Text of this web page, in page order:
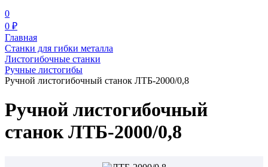
0
0 ₽
Главная
Станки для гибки металла
Листогибочные станки
Ручные листогибы
Ручной листогибочный станок ЛТБ-2000/0,8
Ручной листогибочный
станок ЛТБ-2000/0,8